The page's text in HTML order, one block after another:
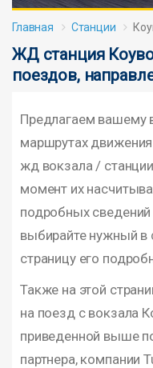
Главная Станции
ЖД станция
поездов,
Предлагаем
маршрутах
жд вокзала / станции
момент их
подробных
выбирайте нужный в
страницу его
Также на этой
на поезд с вокзала
приведенной выше
партнера, компании